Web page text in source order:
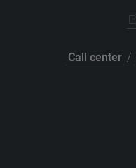
Call center /